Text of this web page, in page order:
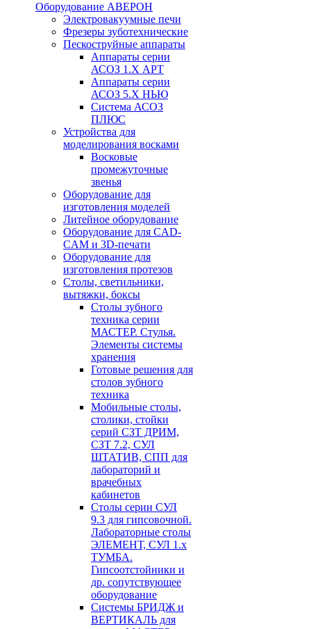
Оборудование АВЕРОН
Электровакуумные печи
Фрезеры зуботехнические
Пескоструйные аппараты
Аппараты серии
АСОЗ 1.Х АРТ
Аппараты серии
АСОЗ 5.Х НЬЮ
Система АСОЗ
ПЛЮС
Устройства для
моделирования восками
Восковые
промежуточные
звенья
Оборудование для
изготовления моделей
Литейное оборудование
Оборудование для CAD-
CAM и 3D-печати
Оборудование для
изготовления протезов
Cтолы, светильники,
вытяжки, боксы
Столы зубного
техника серии
МАСТЕР. Стулья.
Элементы системы
хранения
Готовые решения для
столов зубного
техника
Мобильные столы,
столики, стойки
серий СЗТ ДРИМ,
СЗТ 7.2, СУЛ
ШТАТИВ, СПП для
лабораторий и
врачебных
кабинетов
Столы серии СУЛ
9.3 для гипсовочной.
Лабораторные столы
ЭЛЕМЕНТ, СУЛ 1.х
ТУМБА.
Гипсоотстойники и
др. сопутствующее
оборудование
Системы БРИДЖ и
ВЕРТИКАЛЬ для